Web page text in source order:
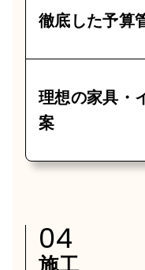
徹底した予算
理想の家具・
案
04
施工